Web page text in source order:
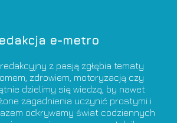
e-metro
z pasją zgłębia tematy
zdrowiem, motoryzacją czy
dzielimy się wiedzą, by nawet
zagadnienia uczynić prostymi i
odkrywamy świat codziennych